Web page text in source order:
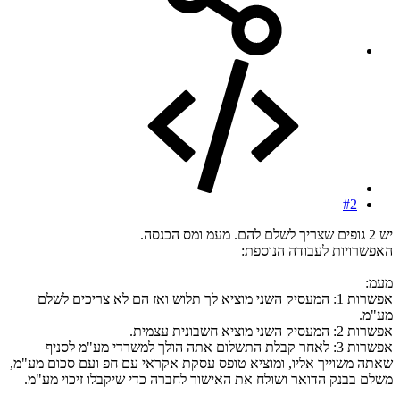
#2
יש 2 גופים שצריך לשלם להם. מעמ ומס הכנסה.
האפשרויות לעבודה הנוספת:
מעמ:
אפשרות 1: המעסיק השני מוציא לך תלוש ואז הם לא צריכים לשלם
מע"מ.
אפשרות 2: המעסיק השני מוציא חשבונית עצמית.
אפשרות 3: לאחר קבלת התשלום אתה הולך למשרדי מע"מ לסניף
שאתה משוייך אליו, ומוציא טופס עסקת אקראי עם חפ ועם סכום מע"מ,
משלם בבנק הדואר ושולח את האישור לחברה כדי שיקבלו זיכוי מע"מ.